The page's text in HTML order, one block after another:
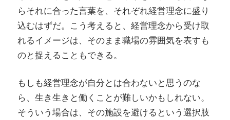
方
らそれに合った言葉を、それぞれ経営理念に盛り
込むはずだ。こう考えると、経営理念から受け取
れるイメージは、そのまま職場の雰囲気を表すも
のと捉えることもできる。
もしも経営理念が自分とは合わないと思うのな
ら、生き生きと働くことが難しいかもしれない。
そういう場合は、その施設を避けるという選択肢